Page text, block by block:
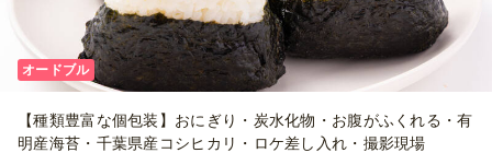
オードブル
【種類豊富な個包装】おにぎり・炭水化物・お腹がふくれる・有
明産海苔・千葉県産コシヒカリ・ロケ差し入れ・撮影現場